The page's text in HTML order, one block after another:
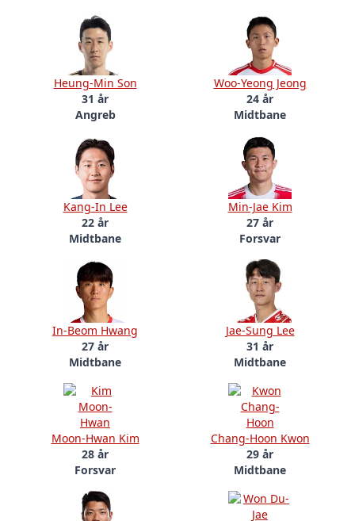
Heung-Min Son
31 år
Angreb
Woo-Yeong Jeong
24 år
Midtbane
Kang-In Lee
22 år
Midtbane
Min-Jae Kim
27 år
Forsvar
In-Beom Hwang
27 år
Midtbane
Jae-Sung Lee
31 år
Midtbane
Moon-Hwan Kim
28 år
Forsvar
Chang-Hoon Kwon
29 år
Midtbane